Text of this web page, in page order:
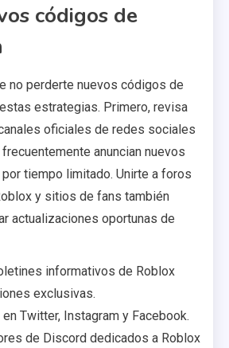
códigos de
no perderte nuevos códigos de
estrategias. Primero, revisa
oficiales de redes sociales
anuncian nuevos
tiempo limitado. Unirte a foros
y sitios de fans también
actualizaciones oportunas de
informativos de Roblox
exclusivas.
Twitter, Instagram y Facebook.
de Discord dedicados a Roblox